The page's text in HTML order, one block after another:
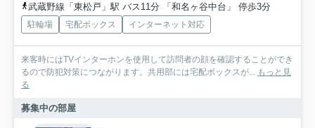
武蔵野線「東松戸」駅 バス11分 「和名ヶ谷中台」 停歩3分
駐輪場 宅配ボックス インターネット対応
来客時にはTVインターホンを使用して訪問者の顔を確認することができ
るので防犯対策につながります。共用部には宅配ボックスが... もっと見
る
募集中の部屋